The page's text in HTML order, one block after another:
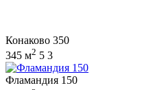
Конаково 350
345 м2 5 3
Фламандия 150